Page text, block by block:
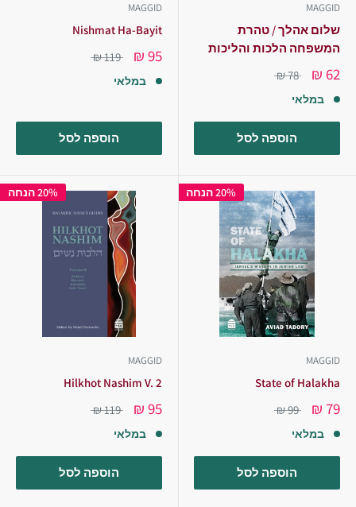
MAGGID
שלום אהלך / טהרת
המשפחה הלכות והליכות
62 ₪
78 ₪
במלאי
הוספה לסל
MAGGID
Nishmat Ha-Bayit
95 ₪
119 ₪
במלאי
הוספה לסל
20% הנחה
MAGGID
State of Halakha
79 ₪
99 ₪
במלאי
הוספה לסל
20% הנחה
MAGGID
Hilkhot Nashim V. 2
95 ₪
119 ₪
במלאי
הוספה לסל